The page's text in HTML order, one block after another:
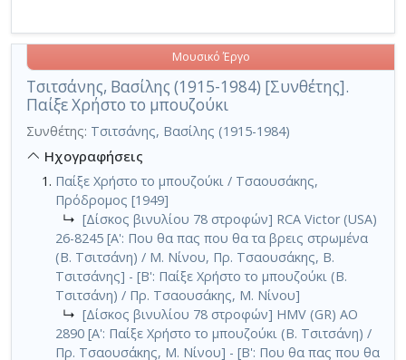
Τσιτσάνης, Βασίλης (1915-1984) [Συνθέτης].
Παίξε Χρήστο το μπουζούκι
Μουσικό Έργο
Συνθέτης: Τσιτσάνης, Βασίλης (1915-1984)
Ηχογραφήσεις
Παίξε Χρήστο το μπουζούκι / Τσαουσάκης,
Πρόδρομος [1949]
↳ [Δίσκος βινυλίου 78 στροφών] RCA Victor (USA)
26-8245 [Α': Που θα πας που θα τα βρεις στρωμένα
(Β. Τσιτσάνη) / Μ. Νίνου, Πρ. Τσαουσάκης, Β.
Τσιτσάνης] - [Β': Παίξε Χρήστο το μπουζούκι (Β.
Τσιτσάνη) / Πρ. Τσαουσάκης, Μ. Νίνου]
↳ [Δίσκος βινυλίου 78 στροφών] HMV (GR) AO
2890 [Α': Παίξε Χρήστο το μπουζούκι (Β. Τσιτσάνη) /
Πρ. Τσαουσάκης, Μ. Νίνου] - [Β': Που θα πας που θα